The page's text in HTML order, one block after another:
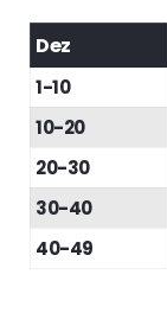
Dez
1-10
10-20
20-30
30-40
40-49